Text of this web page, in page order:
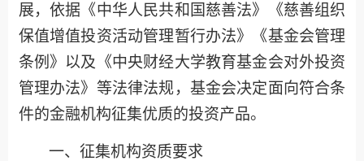
展，依据《中华人民共和国慈善法》《慈善组织
保值增值投资活动管理暂行办法》
《基金会管理
条例》 以及《中央财经大学教育基金会对外投资
管理办法》等法律法规，基金会决定面向符合条
件的金融机构征集优质的投资产品。
一、 征集机构资质要求